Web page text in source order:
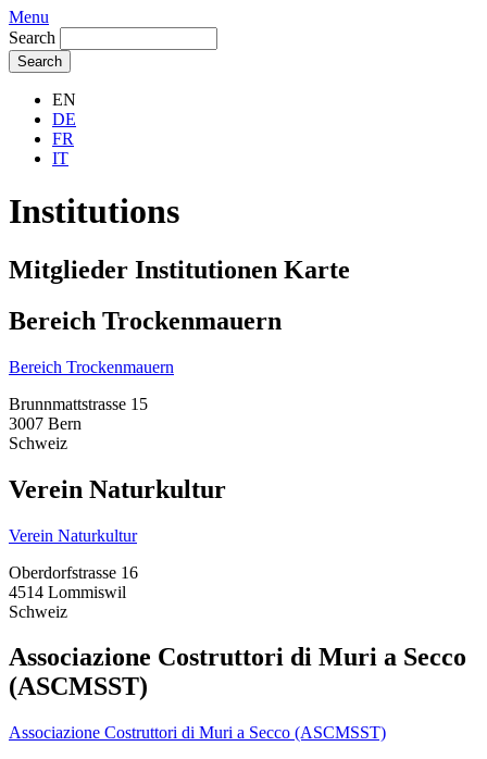
Menu
Search
Search
EN
DE
FR
IT
Institutions
Mitglieder Institutionen Karte
Bereich Trockenmauern
Bereich Trockenmauern
Brunnmattstrasse 15
3007 Bern
Schweiz
Verein Naturkultur
Verein Naturkultur
Oberdorfstrasse 16
4514 Lommiswil
Schweiz
Associazione Costruttori di Muri a Secco
(ASCMSST)
Associazione Costruttori di Muri a Secco (ASCMSST)